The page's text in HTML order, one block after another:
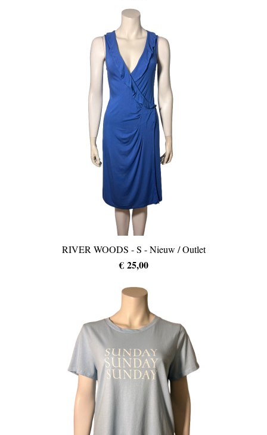
RIVER WOODS - S - Nieuw / Outlet
€ 25,00